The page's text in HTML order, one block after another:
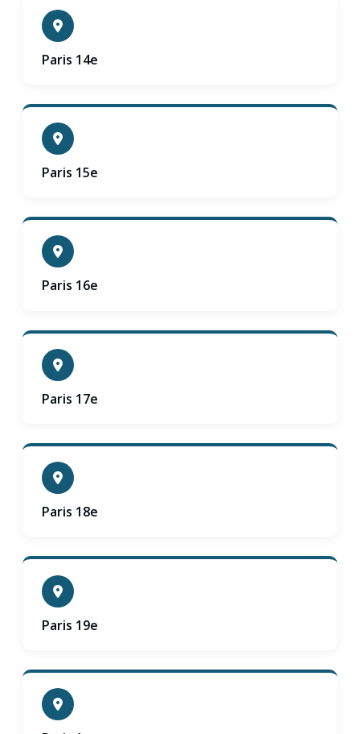
Paris 14e
Paris 15e
Paris 16e
Paris 17e
Paris 18e
Paris 19e